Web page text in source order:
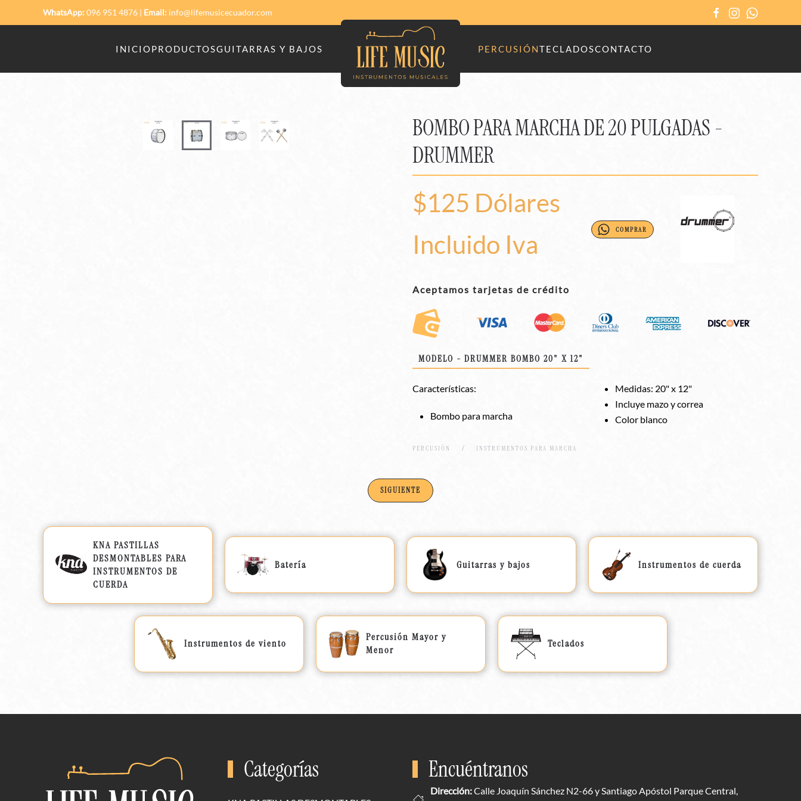
Skip to main content
WhatsApp: 096 951 4876 | Email: info@lifemusicecuador.com
INICIOPRODUCTOSGUITARRAS Y BAJOS PERCUSIÓNTECLADOSCONTACTO
BOMBO PARA MARCHA DE 20 PULGADAS -
DRUMMER
$125 Dólares
Incluido Iva
COMPRAR
Aceptamos tarjetas de crédito
MODELO - DRUMMER BOMBO 20" X 12"
Características:
Bombo para marcha
Medidas: 20" x 12"
Incluye mazo y correa
Color blanco
PERCUSIÓN INSTRUMENTOS PARA MARCHA
SIGUIENTE
KNA PASTILLAS
DESMONTABLES PARA
INSTRUMENTOS DE
CUERDA
Batería Guitarras y bajos Instrumentos de cuerda
Instrumentos de viento
Percusión Mayor y
Menor
Teclados
Categorías Encuéntranos
Dirección:Calle Joaquín Sánchez N2-66 y Santiago Apóstol Parque Central,